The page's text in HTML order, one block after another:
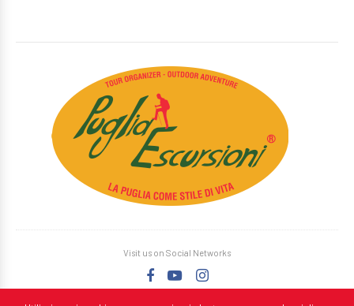
Visit us on Social Networks